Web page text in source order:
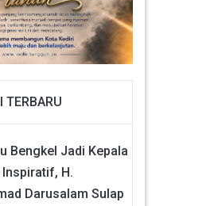
TERBARU
Bengkel Jadi Kepala
H.
Darusalam Sulap